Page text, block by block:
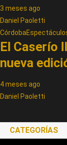
3 meses ago
Daniel Paoletti
Córdoba
El Caserío
nueva
4 meses ago
Daniel Paoletti
CATEGORÍAS